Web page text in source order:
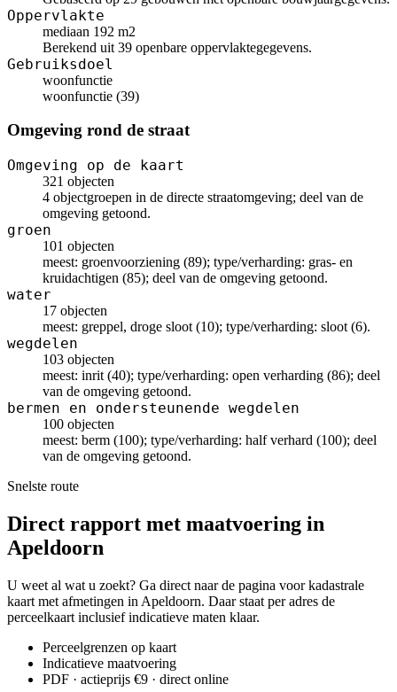
Oppervlakte
mediaan 192 m2
Berekend uit 39 openbare oppervlaktegegevens.
Gebruiksdoel
woonfunctie
woonfunctie (39)
Omgeving rond de straat
Omgeving op de kaart
321 objecten
4 objectgroepen in de directe straatomgeving; deel van de
omgeving getoond.
groen
101 objecten
meest: groenvoorziening (89); type/verharding: gras- en
kruidachtigen (85); deel van de omgeving getoond.
water
17 objecten
meest: greppel, droge sloot (10); type/verharding: sloot (6).
wegdelen
103 objecten
meest: inrit (40); type/verharding: open verharding (86); deel
van de omgeving getoond.
bermen en ondersteunende wegdelen
100 objecten
meest: berm (100); type/verharding: half verhard (100); deel
van de omgeving getoond.
Snelste route
Direct rapport met maatvoering in
Apeldoorn
U weet al wat u zoekt? Ga direct naar de pagina voor kadastrale
kaart met afmetingen in Apeldoorn. Daar staat per adres de
perceelkaart inclusief indicatieve maten klaar.
Perceelgrenzen op kaart
Indicatieve maatvoering
PDF · actieprijs €9 · direct online